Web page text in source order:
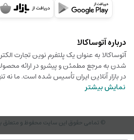
درباره آتوساکالا
آتوساکالا به عنوان یک پلتفرم نوین تجارت
شدن به مرجع مطمئن و پیشرو در ارائه
در بازار آنلاین ایران تأسیس شده است. ما نه
نمایش بیشتر
© تمامی حقوق این سایت محفوظ و متعلق